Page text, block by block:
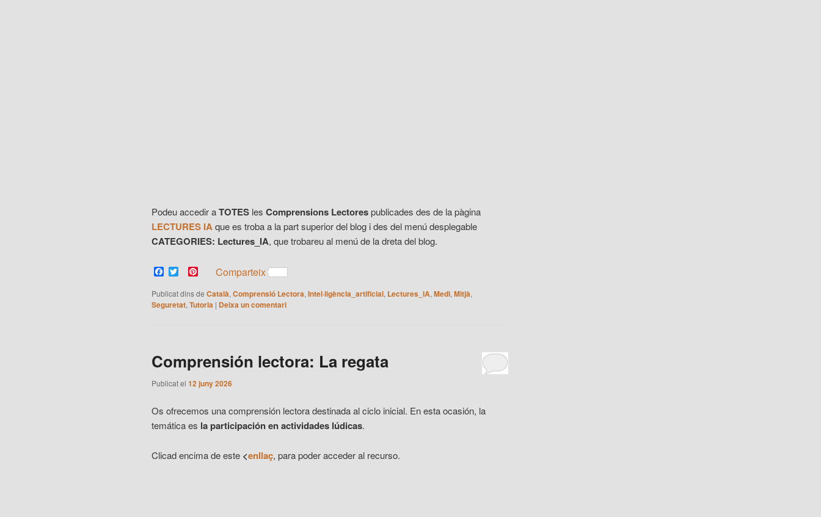
Podeu accedir aTOTES les Comprensions Lectorespublicades des de la pàgina
LECTURES IAque es troba a la part superior del blog i des del menú desplegable
CATEGORIES: Lectures_IA, que trobareu al menú de la dreta del blog.
Facebook
Twitter Pinterest
Comparteix
Publicat dins de Català, Comprensió Lectora, Intel·ligència_artificial, Lectures_IA, Medi, Mitjà,
Seguretat, Tutoria | Deixa un comentari
Comprensión lectora: La regata
Publicat el 12 juny 2026
Os ofrecemos una comprensión lectora destinada al ciclo inicial. En esta ocasión, la
temática es la participación en actividades lúdicas.
Clicad encima de este <enllaç, para poder acceder al recurso.